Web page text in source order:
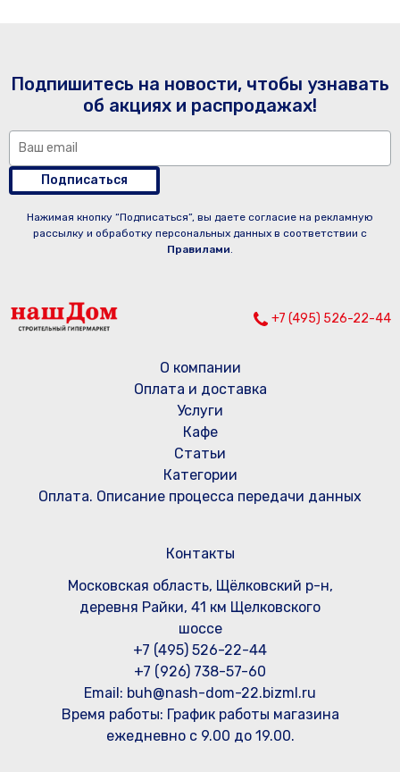
Подпишитесь на новости, чтобы узнавать
об акциях и распродажах!
Подписаться
Нажимая кнопку “Подписаться”, вы даете согласие на рекламную
рассылку и обработку персональных данных в соответствии с
Правилами.
+7 (495) 526-22-44
О компании
Оплата и доставка
Услуги
Кафе
Статьи
Категории
Оплата. Описание процесса передачи данных
Контакты
Московская область, Щёлковский р-н,
деревня Райки, 41 км Щелковского
шоссе
+7 (495) 526-22-44
+7 (926) 738-57-60
Email: buh@nash-dom-22.bizml.ru
Время работы: График работы магазина
ежедневно с 9.00 до 19.00.